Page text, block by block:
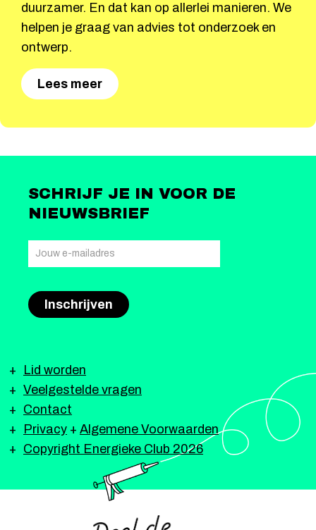
duurzamer. En dat kan op allerlei manieren. We
helpen je graag van advies tot onderzoek en
ontwerp.
Lees meer
SCHRIJF JE IN VOOR DE
NIEUWSBRIEF
Lid worden
Veelgestelde vragen
Contact
Privacy + Algemene Voorwaarden
Copyright Energieke Club 2026